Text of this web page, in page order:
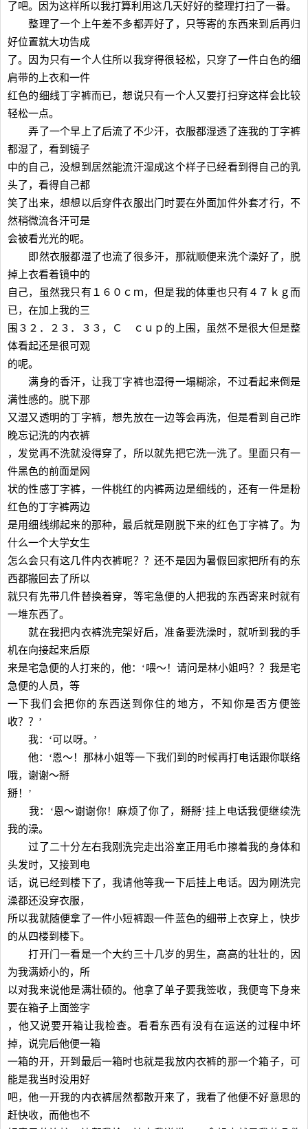
了吧。因为这样所以我打算利用这几天好好的整理打扫了一番。
整理了一个上午差不多都弄好了，只等寄的东西来到后再归
好位置就大功告成
了。因为只有一个人住所以我穿得很轻松，只穿了一件白色的细
肩带的上衣和一件
红色的细线丁字裤而已，想说只有一个人又要打扫穿这样会比较
轻松一点。
弄了一个早上了后流了不少汗，衣服都湿透了连我的丁字裤
都湿了，看到镜子
中的自己，没想到居然能流汗湿成这个样子已经看到得自己的乳
头了，看得自己都
笑了出来，想想以后穿件衣服出门时要在外面加件外套才行，不
然稍微流各汗可是
会被看光光的呢。
即然衣服都湿了也流了很多汗，那就顺便来洗个澡好了，脱
掉上衣看着镜中的
自己，虽然我只有１６０ｃｍ，但是我的体重也只有４７ｋｇ而
已，在加上我的三
围３２．２３．３３，Ｃ ｃｕｐ的上围，虽然不是很大但是整
体看起还是很可观
的呢。
满身的香汗，让我丁字裤也湿得一塌糊涂，不过看起来倒是
满性感的。脱下那
又湿又透明的丁字裤，想先放在一边等会再洗，但是看到自己昨
晚忘记洗的内衣裤
，发觉再不洗就没得穿了，所以就先把它洗一洗了。里面只有一
件黑色的前面是网
状的性感丁字裤，一件桃红的内裤两边是细线的，还有一件是粉
红色的丁字裤两边
是用细线绑起来的那种，最后就是刚脱下来的红色丁字裤了。为
什么一个大学女生
怎么会只有这几件内衣裤呢？？还不是因为暑假回家把所有的东
西都搬回去了所以
就只有先带几件替换着穿，等宅急便的人把我的东西寄来时就有
一堆东西了。
就在我把内衣裤洗完架好后，准备要洗澡时，就听到我的手
机在向接起来后原
来是宅急便的人打来的，他：‘喂～！请问是林小姐吗？？我是宅
急便的人员，等
一下我们会把你的东西送到你住的地方，不知你是否方便签
收？？’
我：‘可以呀。’
他：‘恩～！那林小姐等一下我们到的时候再打电话跟你联络
哦，谢谢～掰
掰！’
我：‘恩～谢谢你！麻烦了你了，掰掰’挂上电话我便继续洗
我的澡。
过了二十分左右我刚洗完走出浴室正用毛巾擦着我的身体和
头发时，又接到电
话，说已经到楼下了，我请他等我一下后挂上电话。因为刚洗完
澡都还没穿衣服，
所以我就随便拿了一件小短裤跟一件蓝色的细带上衣穿上，快步
的从四楼到楼下。
打开门一看是一个大约三十几岁的男生，高高的壮壮的，因
为我满娇小的，所
以对我来说他是满壮硕的。他拿了单子要我签收，我便弯下身来
要在箱子上面签字
，他又说要开箱让我检查。看看东西有没有在运送的过程中坏
掉，说完后他便一箱
一箱的开，开到最后一箱时也就是我放内衣裤的那一个箱子，可
能是我当时没用好
吧，他一开我的内衣裤居然都散开来了，我看了他便不好意思的
赶快收，而他也不